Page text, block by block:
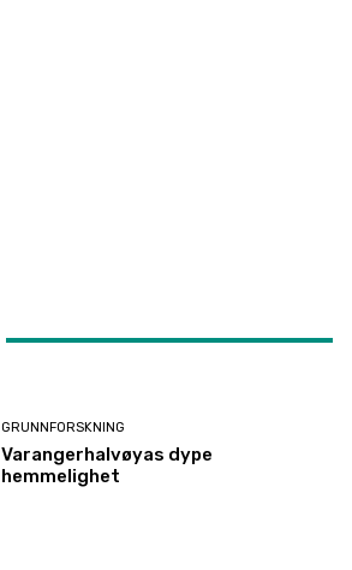
GRUNNFORSKNING
Varangerhalvøyas dype
hemmelighet